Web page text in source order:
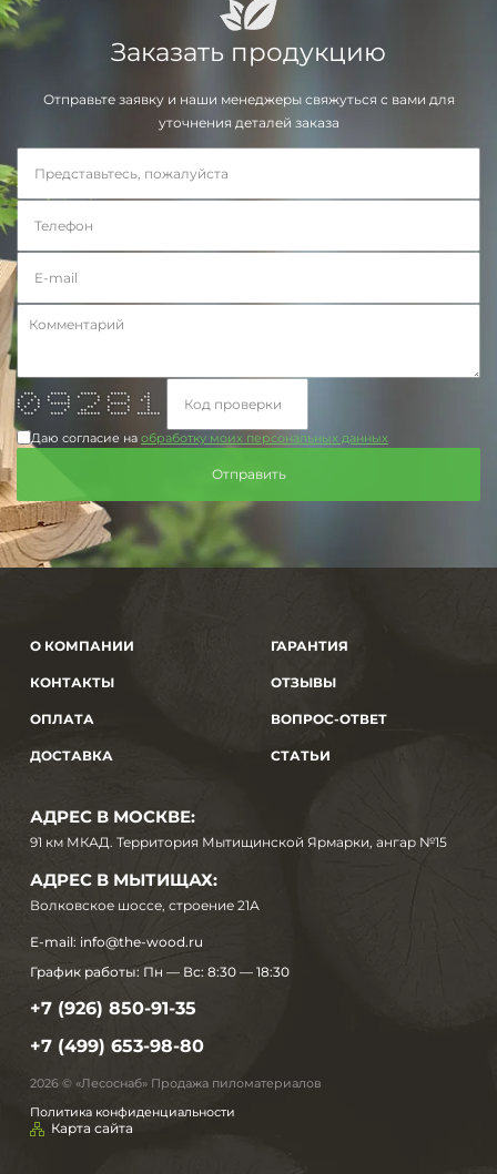
Заказать продукцию
Отправьте заявку и наши менеджеры свяжуться с вами для
уточнения деталей заказа
*** ***** ***** ***** *
* * * * * * * * **
* * * * * * * * * *
* * * ****** * ***** *
* * * * ** * * *
* * * ** * * *
*** **** ******* ***** *******
Даю согласие на обработку моих персональных данных
О КОМПАНИИ
КОНТАКТЫ
ОПЛАТА
ДОСТАВКА
ГАРАНТИЯ
ОТЗЫВЫ
ВОПРОС-ОТВЕТ
СТАТЬИ
АДРЕС В МОСКВЕ:
91 км МКАД. Территория Мытищинской Ярмарки, ангар №15
АДРЕС В МЫТИЩАХ:
Волковское шоссе, строение 21А
E-mail: info@the-wood.ru
График работы: Пн — Вс: 8:30 — 18:30
+7 (926) 850-91-35
+7 (499) 653-98-80
2026 © «Лесоснаб» Продажа пиломатериалов
Политика конфиденциальности
Карта сайта